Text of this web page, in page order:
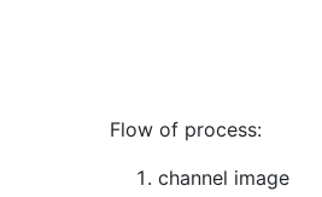
Flow of process:
channel image